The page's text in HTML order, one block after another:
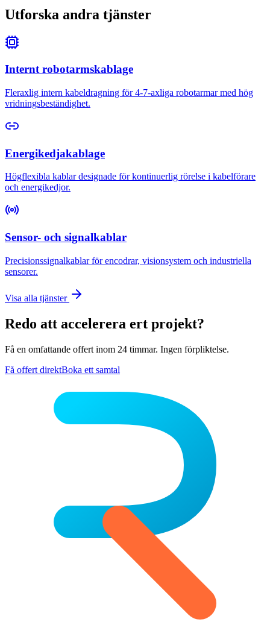
Utforska andra tjänster
Internt robotarmskablage
Fleraxlig intern kabeldragning för 4-7-axliga robotarmar med hög
vridningsbeständighet.
Energikedjakablage
Högflexibla kablar designade för kontinuerlig rörelse i kabelförare
och energikedjor.
Sensor- och signalkablar
Precisionssignalkablar för encodrar, visionsystem och industriella
sensorer.
Visa alla tjänster
Redo att accelerera ert projekt?
Få en omfattande offert inom 24 timmar. Ingen förpliktelse.
Få offert direktBoka ett samtal